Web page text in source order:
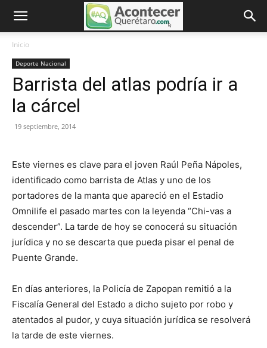
Inicio
Deporte Nacional
Barrista del atlas podría ir a
la cárcel
19 septiembre, 2014
Este viernes es clave para el joven Raúl Peña Nápoles,
identificado como barrista de Atlas y uno de los
portadores de la manta que apareció en el Estadio
Omnilife el pasado martes con la leyenda “Chi-vas a
descender”. La tarde de hoy se conocerá su situación
jurídica y no se descarta que pueda pisar el penal de
Puente Grande.
En días anteriores, la Policía de Zapopan remitió a la
Fiscalía General del Estado a dicho sujeto por robo y
atentados al pudor, y cuya situación jurídica se resolverá
la tarde de este viernes.